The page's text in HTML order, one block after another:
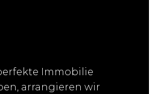
Immobilie
arrangieren wir